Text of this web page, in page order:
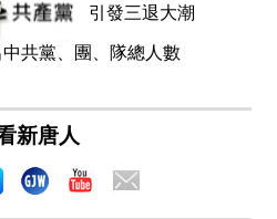
引發三退大潮
中共黨、團、隊總人數
新唐人